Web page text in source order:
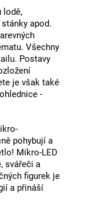
lodě,
apod.
Všechny
Postavy
je však také
-
pohybují a
Mikro-LED
svářeči a
figurek je
a přináší